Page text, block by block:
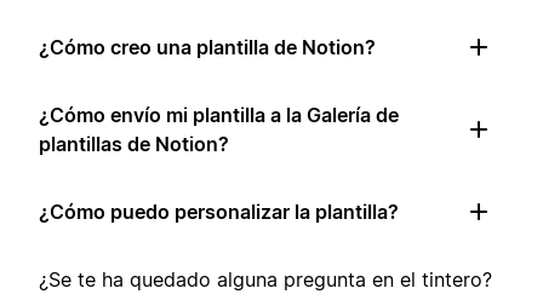
¿Cómo creo una plantilla de Notion?
¿Cómo envío mi plantilla a la Galería de
plantillas de Notion?
¿Cómo puedo personalizar la plantilla?
¿Se te ha quedado alguna pregunta en el tintero?